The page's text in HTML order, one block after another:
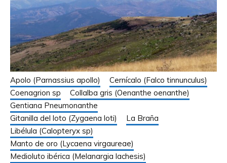
Apolo (Parnassius apollo)
Cernícalo (Falco tinnunculus)
Coenagrion sp
Collalba gris (Oenanthe oenanthe)
Gentiana Pneumonanthe
Gitanilla del loto (Zygaena loti)
La Braña
Libélula (Calopteryx sp)
Manto de oro (Lycaena virgaureae)
Medioluto ibérica (Melanargia lachesis)